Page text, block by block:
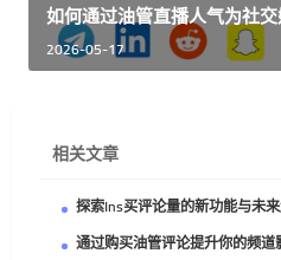
如何通过油管直播人气为社
者
2026-05-17
相关文章
探索Ins买评论量的新功能与未
通过购买油管评论提升你的频道